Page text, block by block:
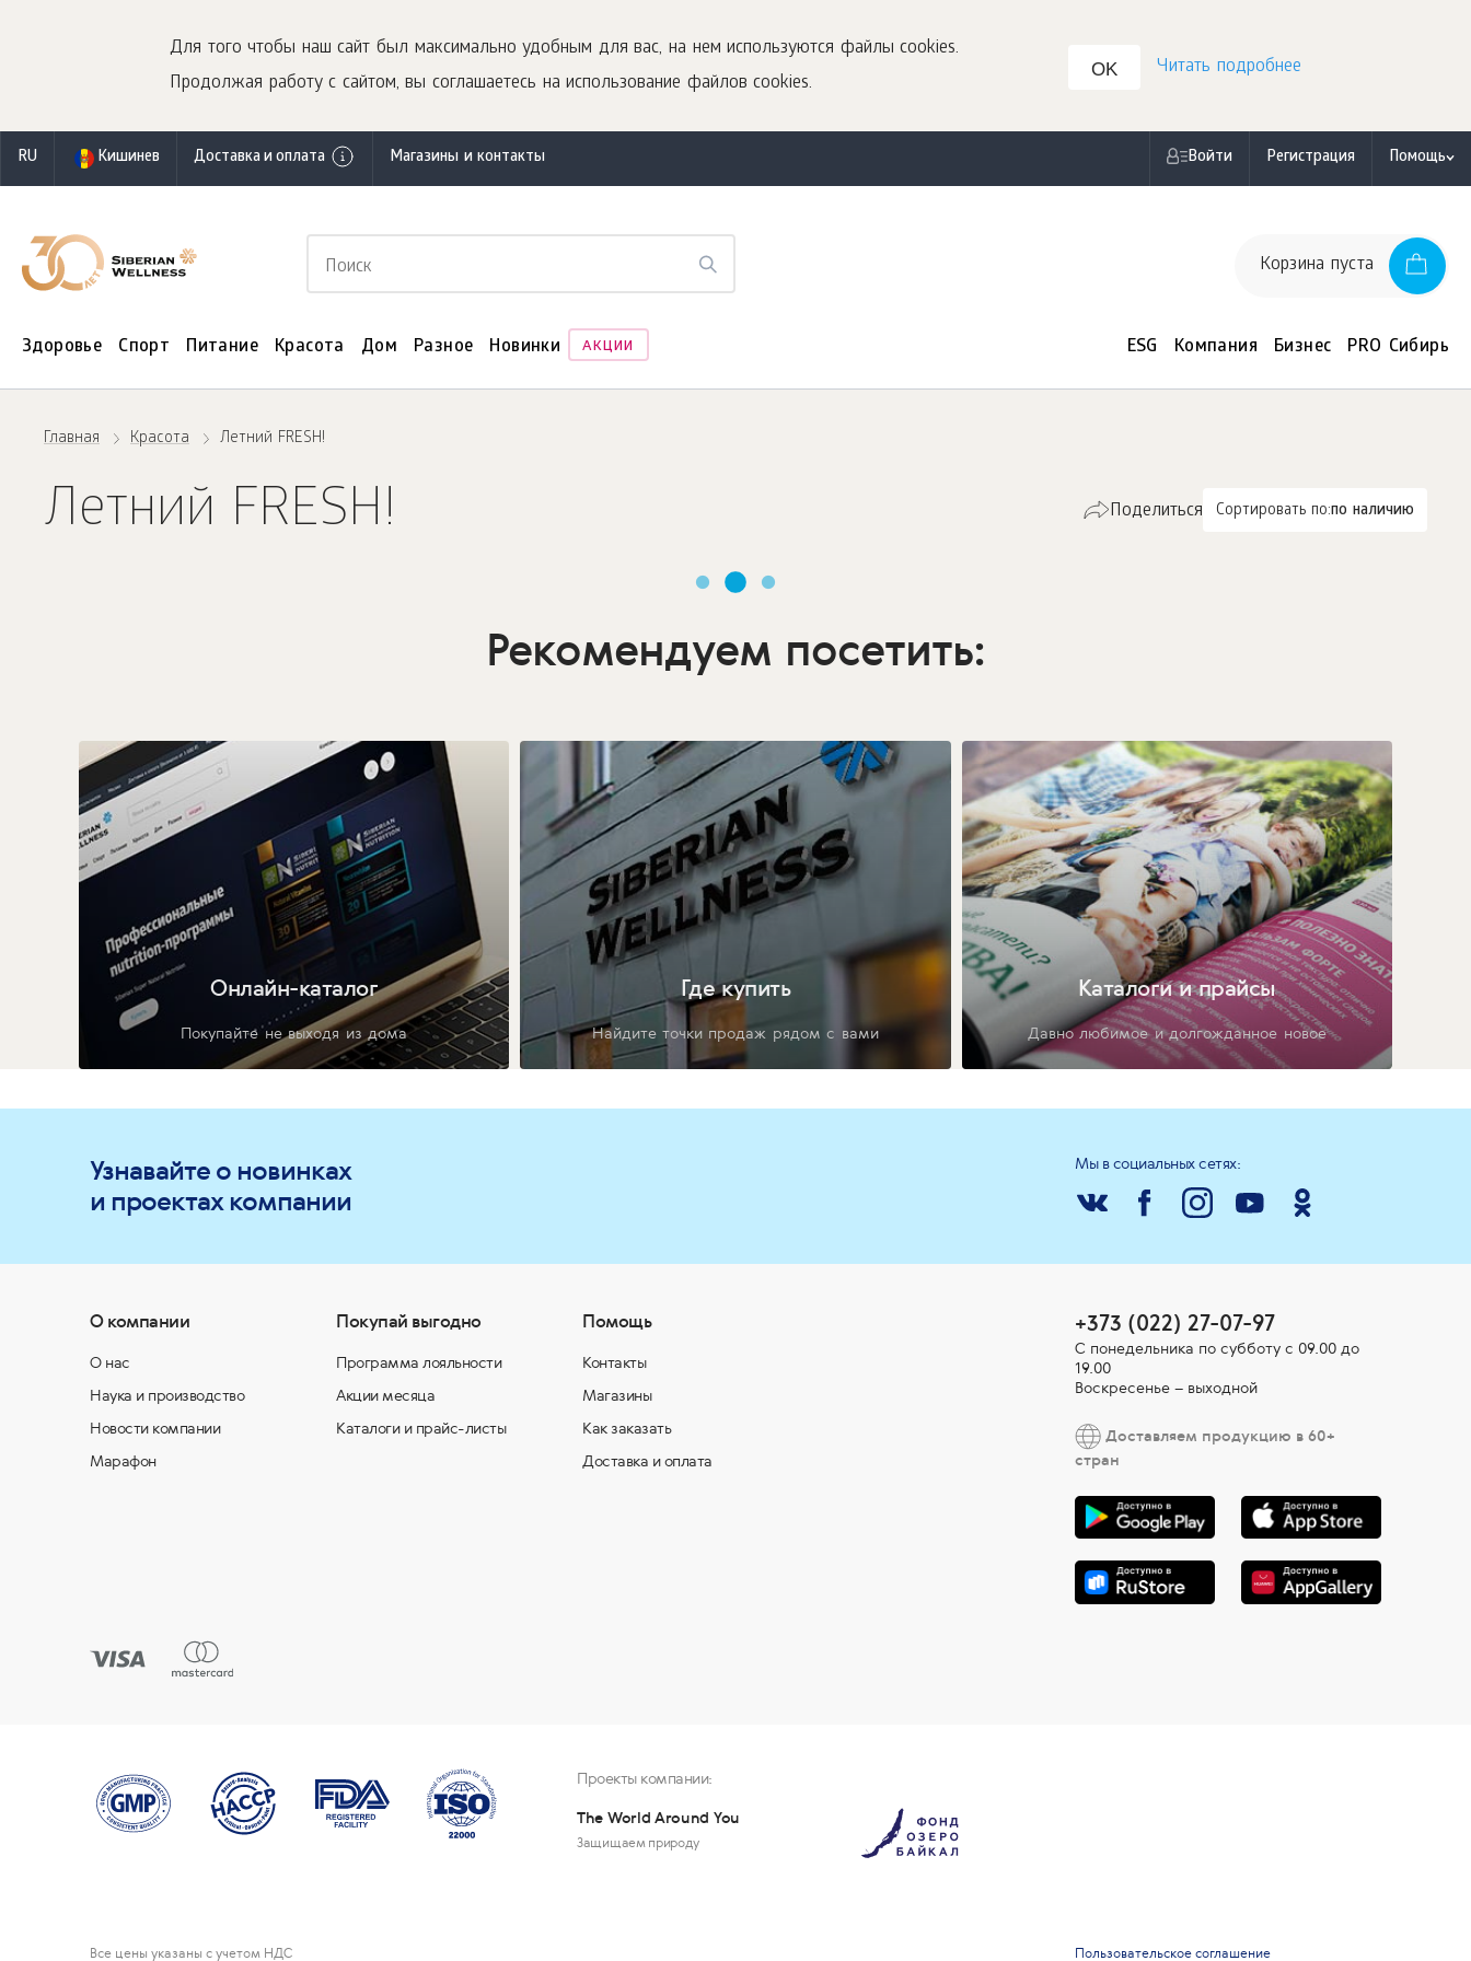
Для того чтобы наш сайт был максимально удобным для вас, на нем используются файлы cookies.
Продолжая работу с сайтом, вы соглашаетесь на использование файлов cookies.
OK Читать подробнее
RU Кишинев Доставка и оплата Магазины и контакты Войти Регистрация Помощь
Корзина пуста
Здоровье Спорт Питание Красота Дом Разное Новинки АКЦИИ ESG Компания Бизнес PRO Сибирь
Главная Красота Летний FRESH!
Летний FRESH! Сортировать по:по наличию
Поделиться
Рекомендуем посетить:
Онлайн-каталог
Покупайте не выходя из дома
Где купить
Найдите точки продаж рядом с вами
Каталоги и прайсы
Давно любимое и долгожданное новое
Узнавайте о новинках
и проектах компании
Мы в социальных сетях:
О компании
О нас
Наука и производство
Новости компании
Марафон
Покупай выгодно
Программа лояльности
Акции месяца
Каталоги и прайс-листы
Помощь
Контакты
Магазины
Как заказать
Доставка и оплата
+373 (022) 27-07-97
С понедельника по субботу с 09.00 до
19.00
Воскресенье – выходной
Доставляем продукцию в 60+
стран
Проекты компании:
The World Around You
Защищаем природу
Все цены указаны с учетом НДС Пользовательское соглашение